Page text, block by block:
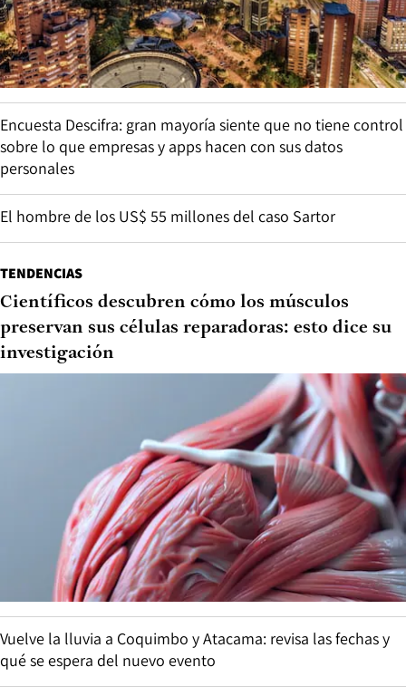
Encuesta Descifra: gran mayoría siente que no tiene control
sobre lo que empresas y apps hacen con sus datos
personales
El hombre de los US$ 55 millones del caso Sartor
TENDENCIAS
Científicos descubren cómo los músculos
preservan sus células reparadoras: esto dice su
investigación
Vuelve la lluvia a Coquimbo y Atacama: revisa las fechas y
qué se espera del nuevo evento